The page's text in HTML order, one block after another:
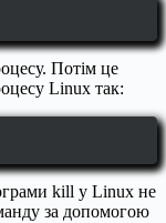
Потім це
Linux так:
kill у Linux не
за допомогою